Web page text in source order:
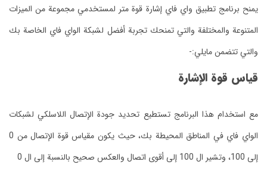
يمنح برنامج تطبيق واي فاي إشارة قوة متر لمستخدمي مجموعة من الميزات
المتنوعة والمختلفة والتي تمنحك تجربة أفضل لشبكة الواي فاي الخاصة بك
والتي تتضمن مايلي:-
قياس قوة الإشارة
مع استخدام هذا البرنامج تستطيع تحديد جودة الإتصال اللاسلكي لشبكات
الواي فاي في المناطق المحيطة بك، حيث يكون مقياس قوة الإتصال من 0
إلى 100، وتشير ال 100 إلى أقوى اتصال والعكس صحيح بالنسبة إلى ال 0